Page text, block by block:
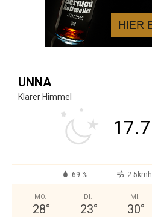
UNNA
Klarer Himmel
17.7
69 % 2.5kmh
MO.
28°
DI.
23°
MI.
30°